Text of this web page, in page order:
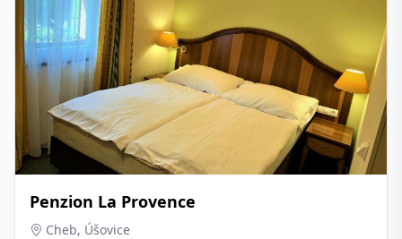
Penzion La Provence
Cheb, Úšovice